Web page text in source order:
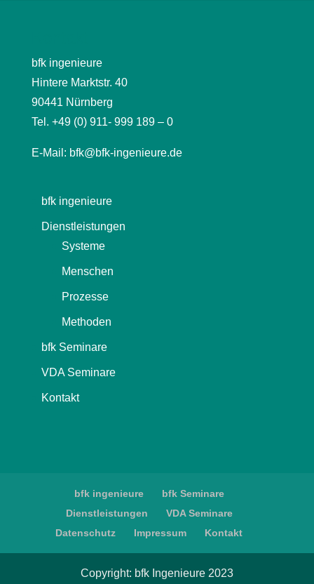
bfk ingenieure
Hintere Marktstr. 40
90441 Nürnberg
Tel. +49 (0) 911- 999 189 – 0
E-Mail: bfk@bfk-ingenieure.de
bfk ingenieure
Dienstleistungen
Systeme
Menschen
Prozesse
Methoden
bfk Seminare
VDA Seminare
Kontakt
bfk ingenieure
bfk Seminare
Dienstleistungen
VDA Seminare
Datenschutz
Impressum Kontakt
Copyright: bfk Ingenieure 2023